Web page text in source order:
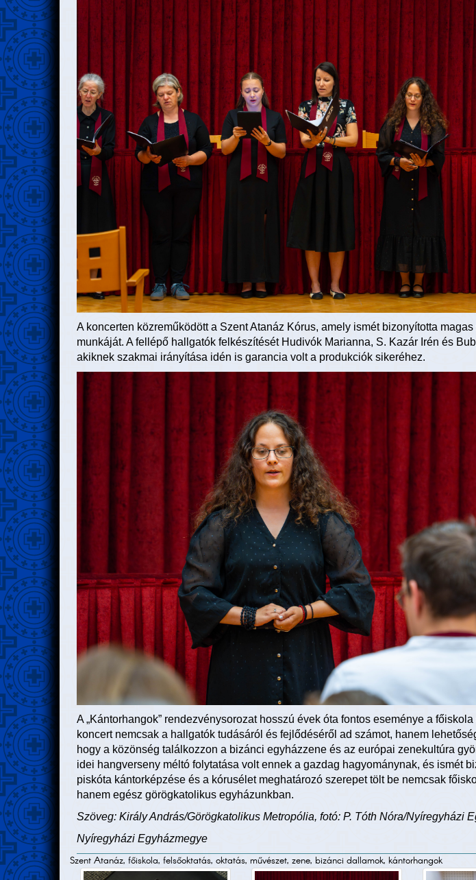
A koncerten közreműködött a Szent Atanáz Kórus, amely ismét bizonyította
munkáját. A fellépő hallgatók felkészítését Hudivók Marianna, S. Kazár Irén és
akiknek szakmai irányítása idén is garancia volt a produkciók sikeréhez.
A „Kántorhangok” rendezvénysorozat hosszú évek óta fontos eseménye a
koncert nemcsak a hallgatók tudásáról és fejlődéséről ad számot, hanem
hogy a közönség találkozzon a bizánci egyházzene és az európai zenekultúra
idei hangverseny méltó folytatása volt ennek a gazdag hagyománynak, és ismét
piskóta kántorképzése és a kórusélet meghatározó szerepet tölt be nemcsak
hanem egész görögkatolikus egyházunkban.
Szöveg: Király András/Görögkatolikus Metropólia, fotó: P. Tóth Nóra/Nyíregyházi
Nyíregyházi Egyházmegye
Szent Atanáz, főiskola, felsőoktatás, oktatás, művészet, zene, bizánci dallamok, kántorhangok